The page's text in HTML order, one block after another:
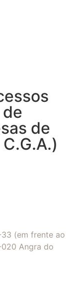
de
(em frente ao
Angra do